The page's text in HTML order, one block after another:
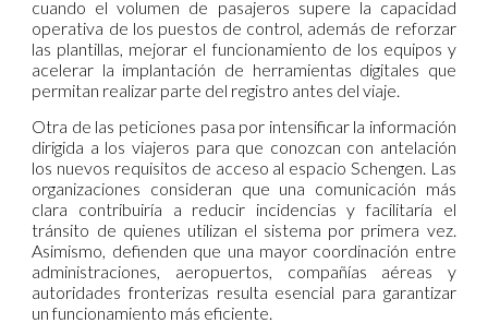
cuando el volumen de pasajeros supere la capacidad
operativa de los puestos de control, además de reforzar
las plantillas, mejorar el funcionamiento de los equipos y
acelerar la implantación de herramientas digitales que
permitan realizar parte del registro antes del viaje.
Otra de las peticiones pasa por intensificar la información
dirigida a los viajeros para que conozcan con antelación
los nuevos requisitos de acceso al espacio Schengen. Las
organizaciones consideran que una comunicación más
clara contribuiría a reducir incidencias y facilitaría el
tránsito de quienes utilizan el sistema por primera vez.
Asimismo, defienden que una mayor coordinación entre
administraciones, aeropuertos, compañías aéreas y
autoridades fronterizas resulta esencial para garantizar
un funcionamiento más eficiente.